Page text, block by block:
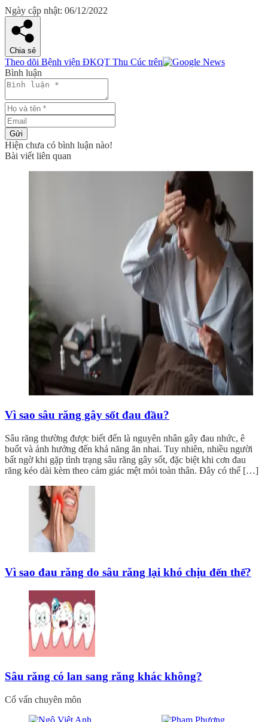
Ngày cập nhật: 06/12/2022
Chia sẻ
Theo dõi Bệnh viện ĐKQT Thu Cúc trên
Bình luận
Gửi
Hiện chưa có bình luận nào!
Bài viết liên quan
Vì sao sâu răng gây sốt đau đầu?
Sâu răng thường được biết đến là nguyên nhân gây đau nhức, ê
buốt và ảnh hưởng đến khả năng ăn nhai. Tuy nhiên, nhiều người
bất ngờ khi gặp tình trạng sâu răng gây sốt, đặc biệt khi cơn đau
răng kéo dài kèm theo cảm giác mệt mỏi toàn thân. Đây có thể […]
Vì sao đau răng do sâu răng lại khó chịu đến thế?
Sâu răng có lan sang răng khác không?
Cố vấn chuyên môn